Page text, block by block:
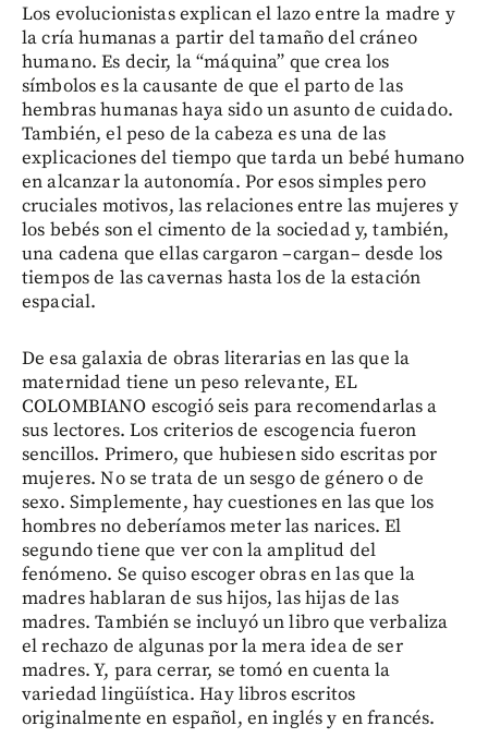
Los evolucionistas explican el lazo entre la madre y
la cría humanas a partir del tamaño del cráneo
humano. Es decir, la “máquina” que crea los
símbolos es la causante de que el parto de las
hembras humanas haya sido un asunto de cuidado.
También, el peso de la cabeza es una de las
explicaciones del tiempo que tarda un bebé humano
en alcanzar la autonomía. Por esos simples pero
cruciales motivos, las relaciones entre las mujeres y
los bebés son el cimento de la sociedad y, también,
una cadena que ellas cargaron –cargan– desde los
tiempos de las cavernas hasta los de la estación
espacial.
De esa galaxia de obras literarias en las que la
maternidad tiene un peso relevante, EL
COLOMBIANO escogió seis para recomendarlas a
sus lectores. Los criterios de escogencia fueron
sencillos. Primero, que hubiesen sido escritas por
mujeres. No se trata de un sesgo de género o de
sexo. Simplemente, hay cuestiones en las que los
hombres no deberíamos meter las narices. El
segundo tiene que ver con la amplitud del
fenómeno. Se quiso escoger obras en las que la
madres hablaran de sus hijos, las hijas de las
madres. También se incluyó un libro que verbaliza
el rechazo de algunas por la mera idea de ser
madres. Y, para cerrar, se tomó en cuenta la
variedad lingüística. Hay libros escritos
originalmente en español, en inglés y en francés.